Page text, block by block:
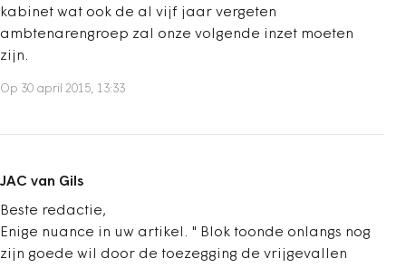
kabinet wat ook de al vijf jaar vergeten
ambtenarengroep zal onze volgende inzet moeten
zijn.
Op 30 april 2015, 13:33
JAC van Gils
Beste redactie,
Enige nuance in uw artikel. " Blok toonde onlangs nog
zijn goede wil door de toezegging de vrijgevallen